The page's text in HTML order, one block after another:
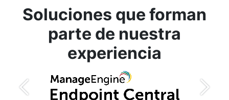
Soluciones que forman
parte de nuestra
experiencia
Anterior